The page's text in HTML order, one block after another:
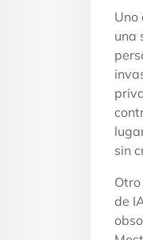
Uno
una
sin
de